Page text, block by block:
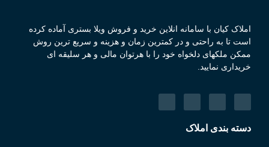
املاک کیان با سامانه انلاین خرید و فروش ویلا بستری آماده کرده
است تا به راحتی و در کمترین زمان و هزینه و سریع ترین روش
ممکن ملکهای دلخواه خود را با هرتوان مالی و هر سلیقه ای
خریداری نمایید.
دسته بندی املاک